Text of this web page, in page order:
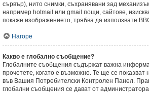
сървър), нито снимки, съхранявани зад
например hotmail или gmail пощи, сайтове,
покаже изображението, трябва да използвате
Нагоре
Какво е глобално съобщение?
Глобалните съобщения съдържат важна
прочетете, когато е възможно. Те ще се показват
във Вашия Потребителски Контролен Панел.
глобални съобщения се дават от